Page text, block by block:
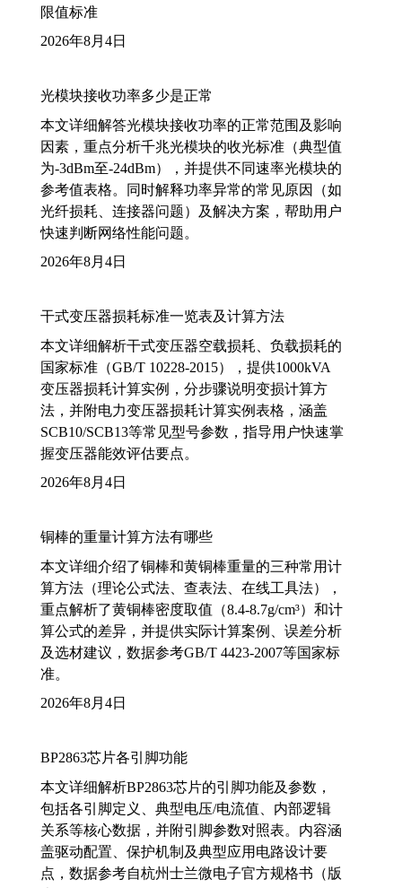
限值标准
2026年8月4日
光模块接收功率多少是正常
本文详细解答光模块接收功率的正常范围及影响
因素，重点分析千兆光模块的收光标准（典型值
为-3dBm至-24dBm），并提供不同速率光模块的
参考值表格。同时解释功率异常的常见原因（如
光纤损耗、连接器问题）及解决方案，帮助用户
快速判断网络性能问题。
2026年8月4日
干式变压器损耗标准一览表及计算方法
本文详细解析干式变压器空载损耗、负载损耗的
国家标准（GB/T 10228-2015），提供1000kVA
变压器损耗计算实例，分步骤说明变损计算方
法，并附电力变压器损耗计算实例表格，涵盖
SCB10/SCB13等常见型号参数，指导用户快速掌
握变压器能效评估要点。
2026年8月4日
铜棒的重量计算方法有哪些
本文详细介绍了铜棒和黄铜棒重量的三种常用计
算方法（理论公式法、查表法、在线工具法），
重点解析了黄铜棒密度取值（8.4-8.7g/cm³）和计
算公式的差异，并提供实际计算案例、误差分析
及选材建议，数据参考GB/T 4423-2007等国家标
准。
2026年8月4日
BP2863芯片各引脚功能
本文详细解析BP2863芯片的引脚功能及参数，
包括各引脚定义、典型电压/电流值、内部逻辑
关系等核心数据，并附引脚参数对照表。内容涵
盖驱动配置、保护机制及典型应用电路设计要
点，数据参考自杭州士兰微电子官方规格书（版